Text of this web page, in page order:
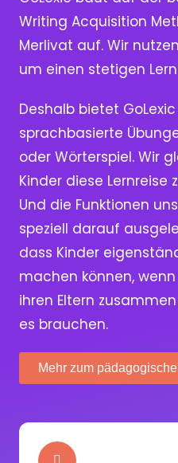
Writing Acquisition
Merlivat auf. Wir
um einen stetigen
Deshalb bietet
sprachbasierte
oder Wörterspiel. Wir
Kinder diese
Und die Funktionen
speziell darauf
dass Kinder
machen können,
ihren Eltern
es brauchen.
Mehr zum